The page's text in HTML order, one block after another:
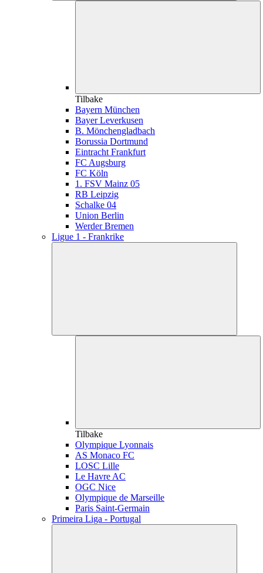
Tilbake
Bayern München
Bayer Leverkusen
B. Mönchengladbach
Borussia Dortmund
Eintracht Frankfurt
FC Augsburg
FC Köln
1. FSV Mainz 05
RB Leipzig
Schalke 04
Union Berlin
Werder Bremen
Ligue 1 - Frankrike
Tilbake
Olympique Lyonnais
AS Monaco FC
LOSC Lille
Le Havre AC
OGC Nice
Olympique de Marseille
Paris Saint-Germain
Primeira Liga - Portugal